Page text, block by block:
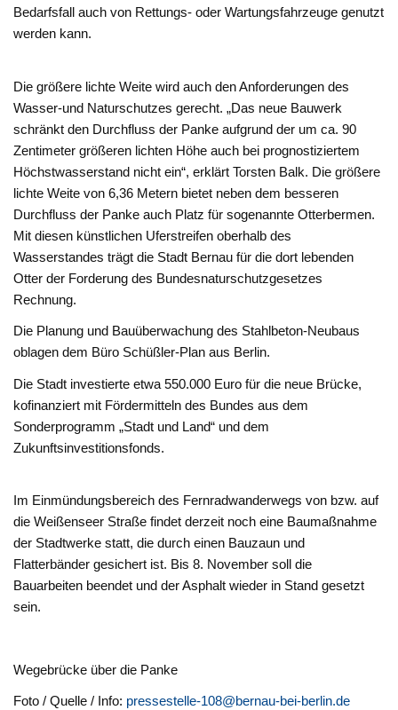
Bedarfsfall auch von Rettungs- oder Wartungsfahrzeuge genutzt
werden kann.
Die größere lichte Weite wird auch den Anforderungen des
Wasser-und Naturschutzes gerecht. „Das neue Bauwerk
schränkt den Durchfluss der Panke aufgrund der um ca. 90
Zentimeter größeren lichten Höhe auch bei prognostiziertem
Höchstwasserstand nicht ein“, erklärt Torsten Balk. Die größere
lichte Weite von 6,36 Metern bietet neben dem besseren
Durchfluss der Panke auch Platz für sogenannte Otterbermen.
Mit diesen künstlichen Uferstreifen oberhalb des
Wasserstandes trägt die Stadt Bernau für die dort lebenden
Otter der Forderung des Bundesnaturschutzgesetzes
Rechnung.
Die Planung und Bauüberwachung des Stahlbeton-Neubaus
oblagen dem Büro Schüßler-Plan aus Berlin.
Die Stadt investierte etwa 550.000 Euro für die neue Brücke,
kofinanziert mit Fördermitteln des Bundes aus dem
Sonderprogramm „Stadt und Land“ und dem
Zukunftsinvestitionsfonds.
Im Einmündungsbereich des Fernradwanderwegs von bzw. auf
die Weißenseer Straße findet derzeit noch eine Baumaßnahme
der Stadtwerke statt, die durch einen Bauzaun und
Flatterbänder gesichert ist. Bis 8. November soll die
Bauarbeiten beendet und der Asphalt wieder in Stand gesetzt
sein.
Wegebrücke über die Panke
Foto / Quelle / Info: pressestelle-108@bernau-bei-berlin.de